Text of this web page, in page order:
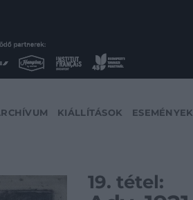
KIÁLLÍTÁSOK ESEMÉNYEK
19. tétel: